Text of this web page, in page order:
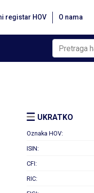
registar HOV O nama
UKRATKO
Oznaka HOV:
ISIN:
CFI:
RIC: